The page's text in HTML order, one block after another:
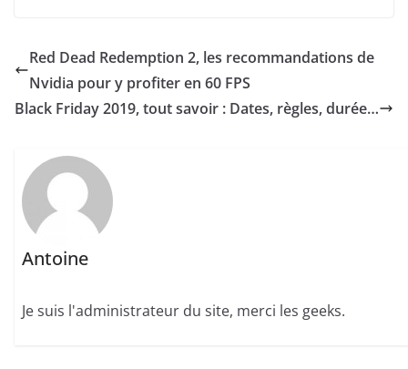
Red Dead Redemption 2, les recommandations de
Nvidia pour y profiter en 60 FPS
Black Friday 2019, tout savoir : Dates, règles, durée…
Antoine
Je suis l'administrateur du site, merci les geeks.